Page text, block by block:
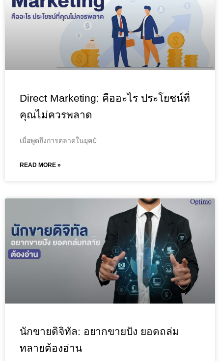
Direct Marketing: คืออะไร ประโยชน์ที่
คุณไม่ควรพลาด
เมื่อพูดถึงการตลาดในยุคปั
READ MORE »
นักขายดิจิทัล: อยากขายปัง ยอดถล่ม
ทลายต้องอ่าน